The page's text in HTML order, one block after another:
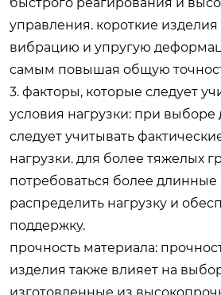
управления. короткие изделия
вибрацию и упругую
самым повышая общую
3. факторы, которые следует
условия нагрузки: при
следует учитывать
нагрузки. для более тяжелых
потребоваться более длинные
распределить нагрузку и
поддержку.
прочность материала:
изделия также влияет на
изготовленные из